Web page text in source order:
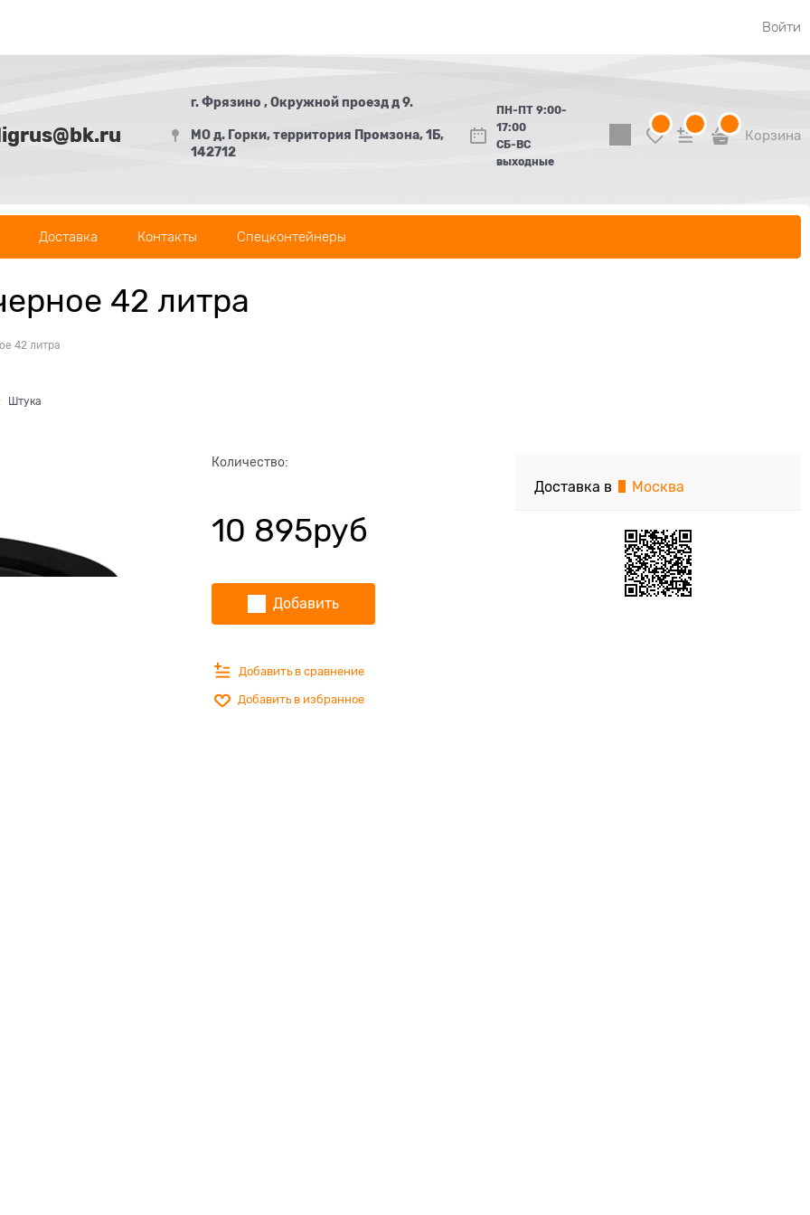
Войти
г. Фрязино , Окружной проезд д 9.
МО д. Горки, территория Промзона, 1Б,
142712
ПН-ПТ 9:00-
17:00
СБ-ВС
выходные
Корзина
Доставка Контакты Спецконтейнеры
42 литра
42 литра
Штука
Количество:
10 895руб
Добавить
Добавить в сравнение
Добавить в избранное
Доставка в Москва